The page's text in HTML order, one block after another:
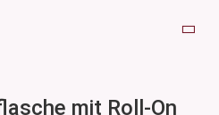
mit Roll-On